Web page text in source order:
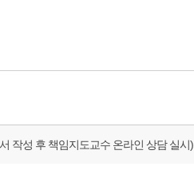
작성 후 책임지도교수 온라인 상담 실시)